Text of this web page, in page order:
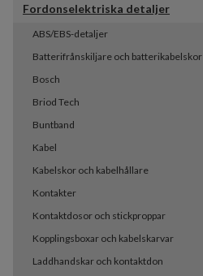
Fordonselektriska detaljer
ABS/EBS-detaljer
Batterifrånskiljare och batterikabelskor
Bosch
Briod Tech
Buntband
Kabel
Kabelskor och kabelhållare
Kontakter
Kontaktdosor och stickproppar
Kopplingsboxar och kabelskarvar
Laddhandskar och kontaktdon